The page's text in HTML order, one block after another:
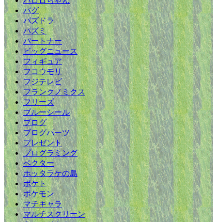
バグ
パズドラ
パズミ
パートナー
ビッグニュース
フィギュア
フコウモリ
フジテレビ
フランクノミクス
フリーズ
ブルーシール
ブログ
ブログパーツ
プレゼント
プログラミング
ベクター
ホッタラケの島
ポケト
ポケモン
マチキャラ
マルチスクリーン